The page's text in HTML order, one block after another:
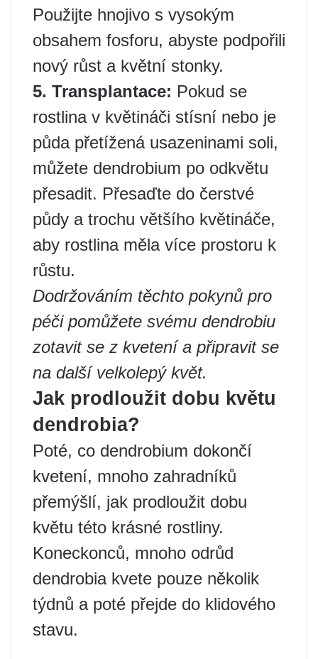
Použijte hnojivo s vysokým
obsahem fosforu, abyste podpořili
nový růst a květní stonky.
5. Transplantace: Pokud se
rostlina v květináči stísní nebo je
půda přetížená usazeninami soli,
můžete dendrobium po odkvětu
přesadit. Přesaďte do čerstvé
půdy a trochu většího květináče,
aby rostlina měla více prostoru k
růstu.
Dodržováním těchto pokynů pro
péči pomůžete svému dendrobiu
zotavit se z kvetení a připravit se
na další velkolepý květ.
Jak prodloužit dobu květu
dendrobia?
Poté, co dendrobium dokončí
kvetení, mnoho zahradníků
přemýšlí, jak prodloužit dobu
květu této krásné rostliny.
Koneckonců, mnoho odrůd
dendrobia kvete pouze několik
týdnů a poté přejde do klidového
stavu.